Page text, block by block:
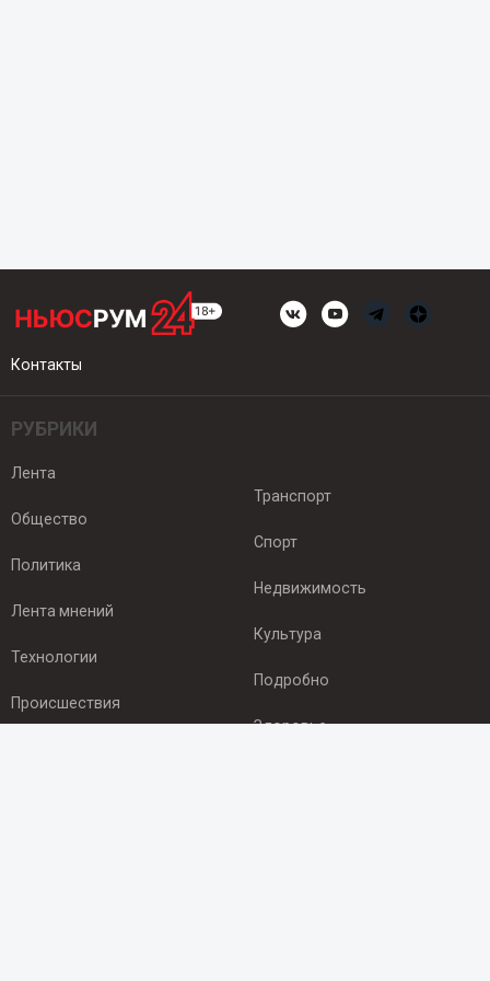
Контакты
РУБРИКИ
Лента
Общество
Политика
Лента мнений
Технологии
Происшествия
Транспорт
Спорт
Недвижимость
Культура
Подробно
Здоровье